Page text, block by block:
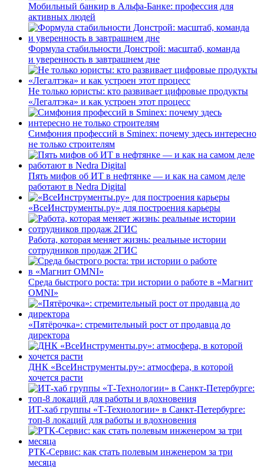
Мобильный банкир в Альфа-Банке: профессия для
активных людей
Формула стабильности Донстрой: масштаб, команда
и уверенность в завтрашнем дне
Не только юристы: кто развивает цифровые продукты
«Легалтэка» и как устроен этот процесс
Симфония профессий в Sminex: почему здесь интересно
не только строителям
Пять мифов об ИТ в нефтянке — и как на самом деле
работают в Nedra Digital
«ВсеИнструменты.ру» для построения карьеры
Работа, которая меняет жизнь: реальные истории
сотрудников продаж 2ГИС
Среда быстрого роста: три истории о работе в «Магнит
OMNI»
«Пятёрочка»: стремительный рост от продавца до
директора
ДНК «ВсеИнструменты.ру»: атмосфера, в которой
хочется расти
ИТ-хаб группы «Т-Технологии» в Санкт-Петербурге:
топ-8 локаций для работы и вдохновения
РТК-Сервис: как стать полевым инженером за три
месяца